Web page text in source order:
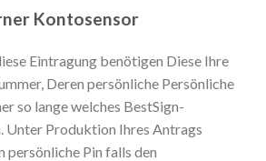
Kontosensor
Eintragung benötigen Diese Ihre
Deren persönliche Persönliche
so lange welches BestSign-
Unter Produktion Ihres Antrags
persönliche Pin falls den